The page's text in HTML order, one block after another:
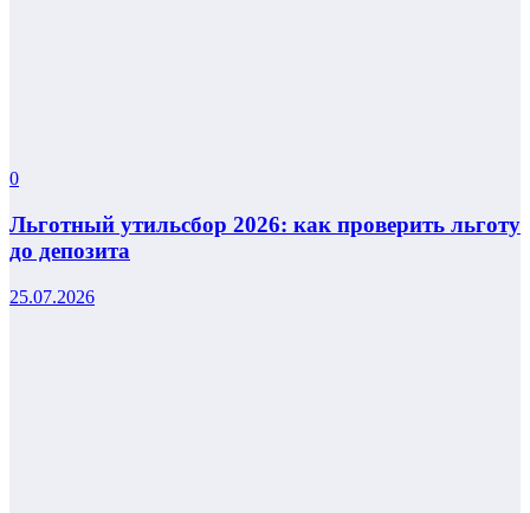
0
Льготный утильсбор 2026: как проверить льготу
до депозита
25.07.2026